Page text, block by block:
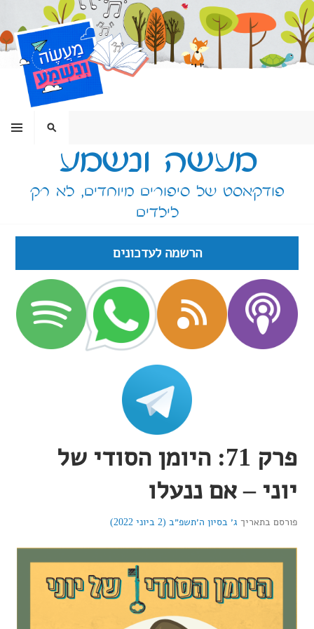
דילוג
לתוכן
מעשה ונשמע
פודקאסט של סיפורים מיוחדים, לא רק
לילדים
תפריט חיפוש
פרק 71: היומן הסודי של
יוני – אם ננעלו
פורסם בתאריך ג׳ בסיון ה׳תשפ״ב (2 ביוני 2022)
הרשמה לעדכונים